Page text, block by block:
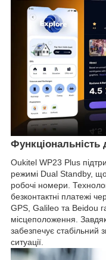
Функціональність
Oukitel WP23 Plus
режимі Dual Standby,
робочі номери.
безконтактні платежі
GPS, Galileo та Beidou
місцеположення.
забезпечує стабільний
ситуації.